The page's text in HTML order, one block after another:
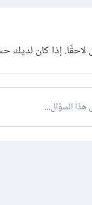
إذا كان لديك
السؤال...